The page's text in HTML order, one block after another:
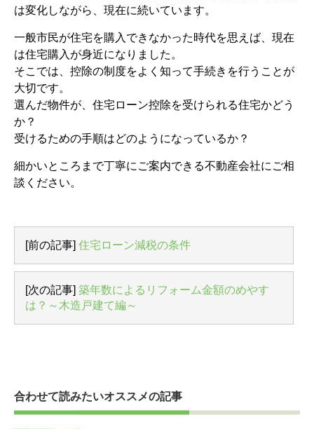
は変化しながら、現在に続いています。
一般市民が住宅を購入できなかった時代を思えば、現在
は住宅購入が身近になりました。
そこでは、控除の制度をよく知って手続きを行うことが
大切です。
選んだ物件が、住宅ローン控除を受けられる住宅かどう
か？
受けるための手順はどのようになっているか？
細かいところまで丁寧にご案内できる不動産会社にご相
談ください。
[前の記事] 住宅ローン減税の条件
[次の記事] 築年数によるリフォーム金額のめやす
は？～木造戸建て編～
合わせて読みたいオススメの記事